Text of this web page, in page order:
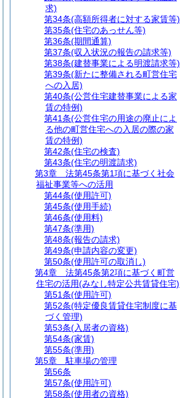
求)
第34条(高額所得者に対する家賃等)
第35条(住宅のあっせん等)
第36条(期間通算)
第37条(収入状況の報告の請求等)
第38条(建替事業による明渡請求等)
第39条(新たに整備される町営住宅
への入居)
第40条(公営住宅建替事業による家
賃の特例)
第41条(公営住宅の用途の廃止によ
る他の町営住宅への入居の際の家
賃の特例)
第42条(住宅の検査)
第43条(住宅の明渡請求)
第3章
法第45条第1項に基づく社会
福祉事業等への活用
第44条(使用許可)
第45条(使用手続)
第46条(使用料)
第47条(準用)
第48条(報告の請求)
第49条(申請内容の変更)
第50条(使用許可の取消し)
第4章
法第45条第2項に基づく町営
住宅の活用(みなし特定公共賃貸住宅)
第51条(使用許可)
第52条(特定優良賃貸住宅制度に基
づく管理)
第53条(入居者の資格)
第54条(家賃)
第55条(準用)
第5章
駐車場の管理
第56条
第57条(使用許可)
第58条(使用者の資格)